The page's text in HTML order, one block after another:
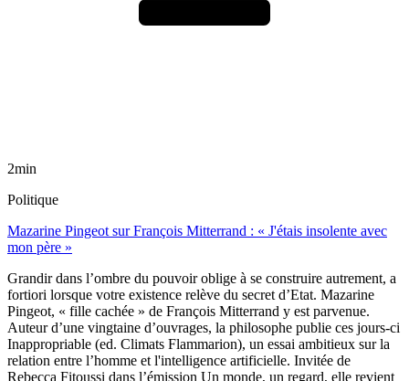
2min
Politique
Mazarine Pingeot sur François Mitterrand : « J'étais insolente avec
mon père »
Grandir dans l’ombre du pouvoir oblige à se construire autrement, a
fortiori lorsque votre existence relève du secret d’Etat. Mazarine
Pingeot, « fille cachée » de François Mitterrand y est parvenue.
Auteur d’une vingtaine d’ouvrages, la philosophe publie ces jours-ci
Inappropriable (ed. Climats Flammarion), un essai ambitieux sur la
relation entre l’homme et l'intelligence artificielle. Invitée de
Rebecca Fitoussi dans l’émission Un monde, un regard, elle revient